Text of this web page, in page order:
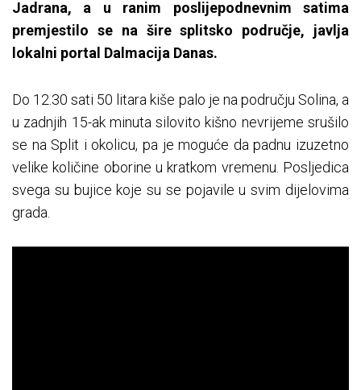
Jadrana, a u ranim poslijepodnevnim satima
premjestilo se na šire splitsko područje, javlja
lokalni portal Dalmacija Danas.
Do 12.30 sati 50 litara kiše palo je na području Solina, a
u zadnjih 15-ak minuta silovito kišno nevrijeme srušilo
se na Split i okolicu, pa je moguće da padnu izuzetno
velike količine oborine u kratkom vremenu. Posljedica
svega su bujice koje su se pojavile u svim dijelovima
grada.